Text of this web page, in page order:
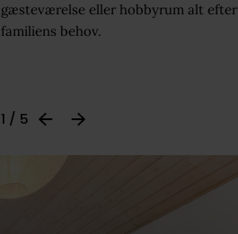
gæsteværelse eller hobbyrum alt efter
familiens behov.
1 / 5